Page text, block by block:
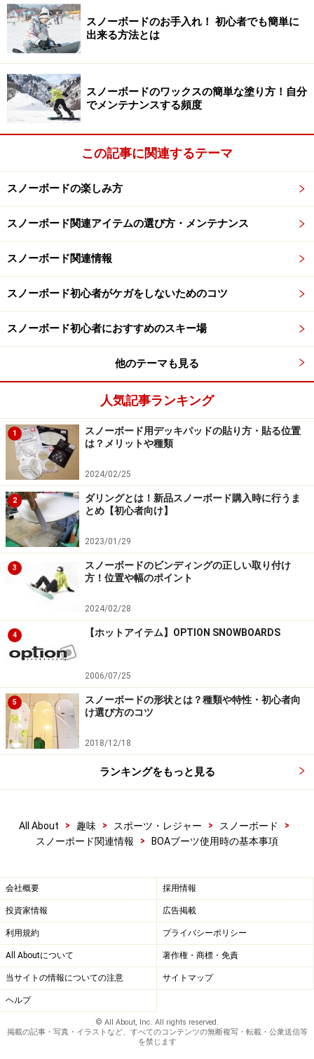
スノーボードのお手入れ！ 初心者でも簡単に
出来る方法とは
スノーボードのワックスの簡単な塗り方！自分
でメンテナンスする頻度
この記事に関連するテーマ
スノーボードの楽しみ方
スノーボード関連アイテムの選び方・メンテナンス
スノーボード関連情報
スノーボード初心者がケガをしないためのコツ
スノーボード初心者におすすめのスキー場
他のテーマも見る
人気記事ランキング
1
スノーボード用デッキパッドの貼り方・貼る位置
は？メリットや種類
2024/02/25
2
ダリングとは！新品スノーボード購入時に行うま
とめ【初心者向け】
2023/01/29
3
スノーボードのビンディングの正しい取り付け
方！位置や幅のポイント
2024/02/28
4 【ホットアイテム】OPTION SNOWBOARDS
2006/07/25
5
スノーボードの形状とは？種類や特性・初心者向
け選び方のコツ
2018/12/18
ランキングをもっと見る
All About > 趣味 > スポーツ・レジャー > スノーボード
>
スノーボード関連情報
> BOAブーツ使用時の基本事項
会社概要 採用情報
投資家情報 広告掲載
利用規約 プライバシーポリシー
All Aboutについて 著作権・商標・免責
当サイトの情報についての注意 サイトマップ
ヘルプ
© All About, Inc. All rights reserved.
掲載の記事・写真・イラストなど、すべてのコンテンツの無断複写・転載・公衆送信等
を禁じます